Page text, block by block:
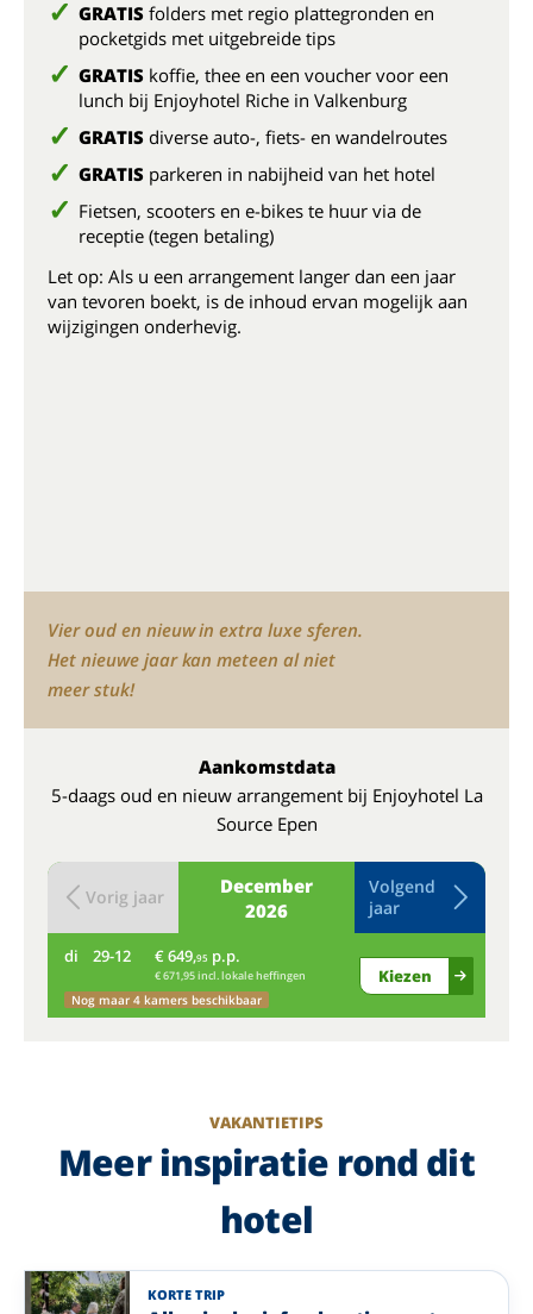
GRATIS folders met regio plattegronden en
pocketgids met uitgebreide tips
GRATIS koffie, thee en een voucher voor een
lunch bij Enjoyhotel Riche in Valkenburg
GRATIS diverse auto-, fiets- en wandelroutes
GRATIS parkeren in nabijheid van het hotel
Fietsen, scooters en e-bikes te huur via de
receptie (tegen betaling)
Let op: Als u een arrangement langer dan een jaar
van tevoren boekt, is de inhoud ervan mogelijk aan
wijzigingen onderhevig.
Vier oud en nieuw in extra luxe sferen.
Het nieuwe jaar kan meteen al niet
meer stuk!
Aankomstdata
5-daags oud en nieuw arrangement bij Enjoyhotel La
Source Epen
December
2026
Vorig jaar
Volgend
jaar
di 29-12 € 649,95 p.p.
€ 671,95 incl. lokale heffingen
Nog maar 4 kamers beschikbaar
Kiezen
VAKANTIETIPS
Meer inspiratie rond dit
hotel
KORTE TRIP